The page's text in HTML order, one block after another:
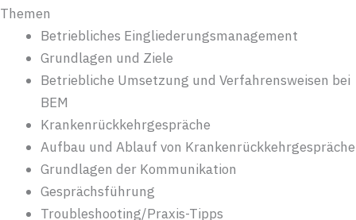
Themen
Betriebliches Eingliederungsmanagement
Grundlagen und Ziele
Betriebliche Umsetzung und Verfahrensweisen bei
BEM
Krankenrückkehrgespräche
Aufbau und Ablauf von Krankenrückkehrgespräche
Grundlagen der Kommunikation
Gesprächsführung
Troubleshooting/Praxis-Tipps